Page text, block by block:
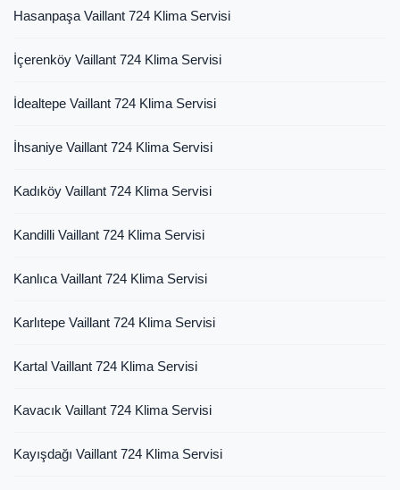
Hasanpaşa Vaillant 724 Klima Servisi
İçerenköy Vaillant 724 Klima Servisi
İdealtepe Vaillant 724 Klima Servisi
İhsaniye Vaillant 724 Klima Servisi
Kadıköy Vaillant 724 Klima Servisi
Kandilli Vaillant 724 Klima Servisi
Kanlıca Vaillant 724 Klima Servisi
Karlıtepe Vaillant 724 Klima Servisi
Kartal Vaillant 724 Klima Servisi
Kavacık Vaillant 724 Klima Servisi
Kayışdağı Vaillant 724 Klima Servisi